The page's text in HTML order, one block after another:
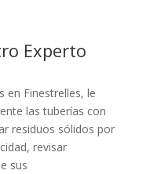
Experto
en Finestrelles, le
las tuberías con
residuos sólidos por
revisar
sus